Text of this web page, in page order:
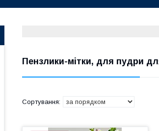
Пензлики-мітки, для пудри